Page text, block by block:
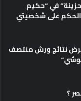
في “حكيم
الحكم على شخصيتي
نتائج ورش منتصف
؟